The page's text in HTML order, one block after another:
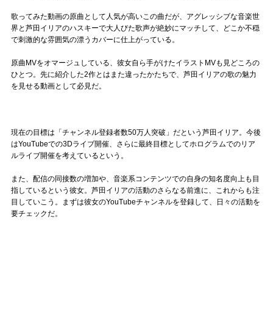
歌ってみた動画の原曲として人気が高いこの曲だが、アグレッシブな音楽世
界と芦田イリアのハスキーで大人びた歌声が絶妙にマッチして、どこか不穏
で刺激的な雰囲気の漂うカバーに仕上がっている。
原曲MVをオマージュしている、彼女自ら手がけたイラストMVも見どころの
ひとつ。先に紹介した2作とはまた違ったかたちで、芦田イリアの歌の魅力
を見せる動画として必見だ。
現在の目標は「チャンネル登録者数50万人突破」だという芦田イリア。今後
はYouTubeでの3Dライブ開催、さらに最終目標としてホログラムでのリア
ルライブ開催を考えているという。
また、配信の同接数の増加や、音楽系コンテンツでの自身の知名度向上も目
指しているという彼女。芦田イリアの活動のさらなる前進に、これからも注
目していこう。まずは彼女のYouTubeチャンネルを登録して、日々の活動を
要チェックだ。